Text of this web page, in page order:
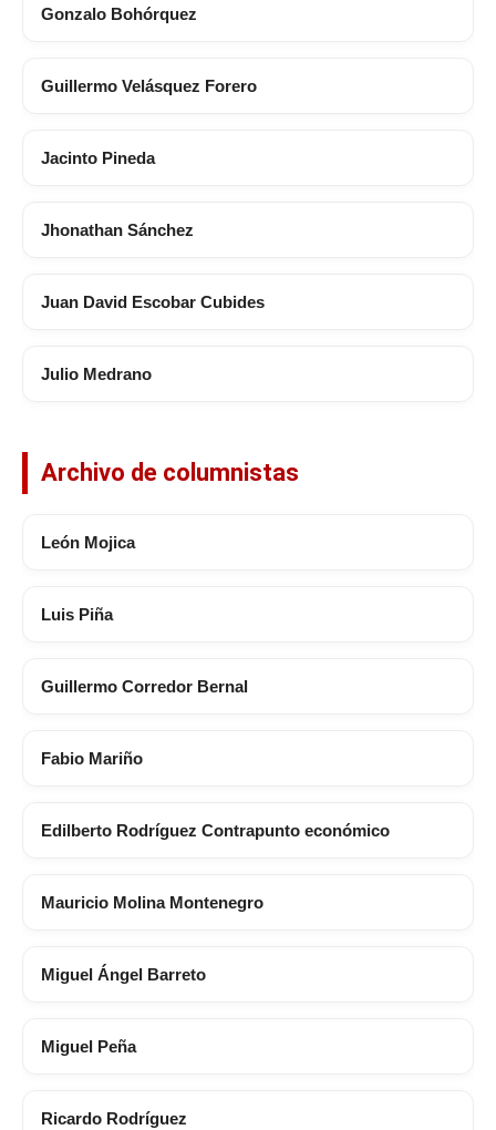
Gonzalo Bohórquez
Guillermo Velásquez Forero
Jacinto Pineda
Jhonathan Sánchez
Juan David Escobar Cubides
Julio Medrano
Archivo de columnistas
León Mojica
Luis Piña
Guillermo Corredor Bernal
Fabio Mariño
Edilberto Rodríguez Contrapunto económico
Mauricio Molina Montenegro
Miguel Ángel Barreto
Miguel Peña
Ricardo Rodríguez